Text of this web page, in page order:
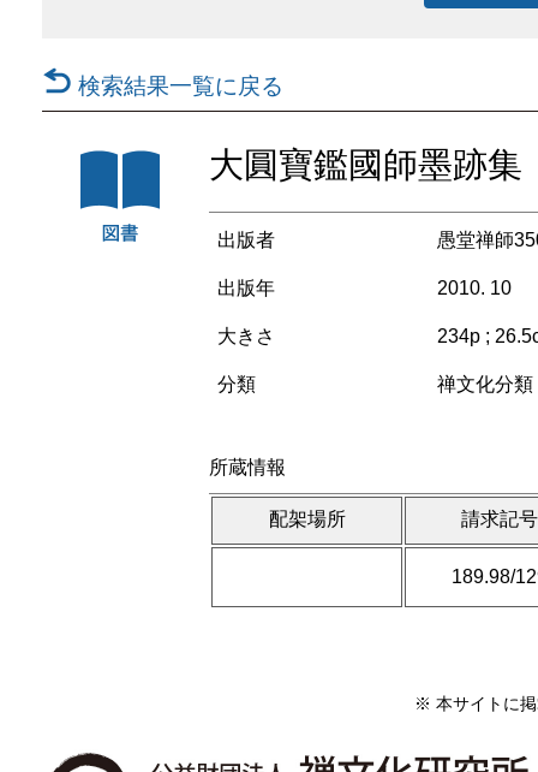
検索結果一覧に戻る
大圓寶鑑國師墨跡集
出版者 愚堂禅師
出版年 2010. 10
大きさ 234p ;
分類 禅文化分
所蔵情報
配架場所 請求記号
189.98/
※ 本サイトに